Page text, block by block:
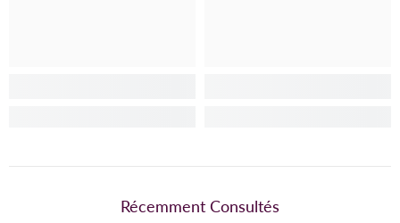
Récemment Consultés